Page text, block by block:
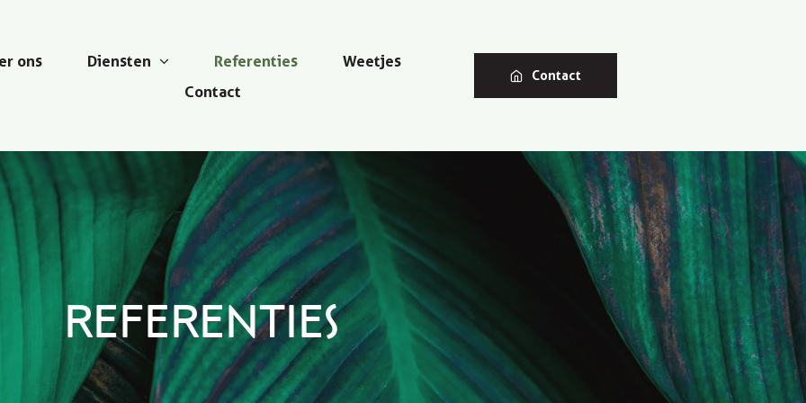
ons Diensten Referenties
Weetjes
Contact
Contact
Referenties